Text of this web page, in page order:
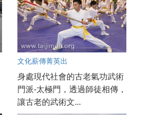
文化薪傳菁英出
身處現代社會的古老氣功武術
門派-太極門，透過師徒相傳，
讓古老的武術文...